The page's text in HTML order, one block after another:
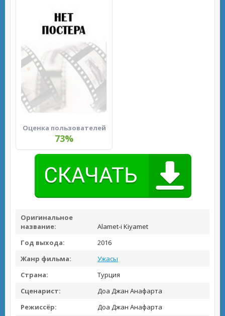
Оценка пользователей
73%
Оригинальное
название:
Alamet-i Kiyamet
Год выхода:
2016
Жанр фильма:
Ужасы
Страна:
Турция
Сценарист:
Доа Джан Анафарта
Режиссёр:
Доа Джан Анафарта